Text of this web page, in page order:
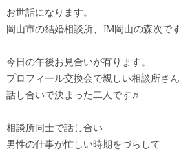
お世話になります。
岡山市の結婚相談所、JM岡山の森次です
今日の午後お見合いが有ります。
プロフィール交換会で親しい相談所さ
話し合いで決まった二人です♬
相談所同士で話し合い
男性の仕事が忙しい時期をづらして